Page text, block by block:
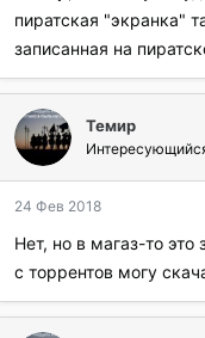
пиратская "экранка"
записанная на
Темир
24 Фев 2018
Нет, но в магаз-то
с торрентов могу